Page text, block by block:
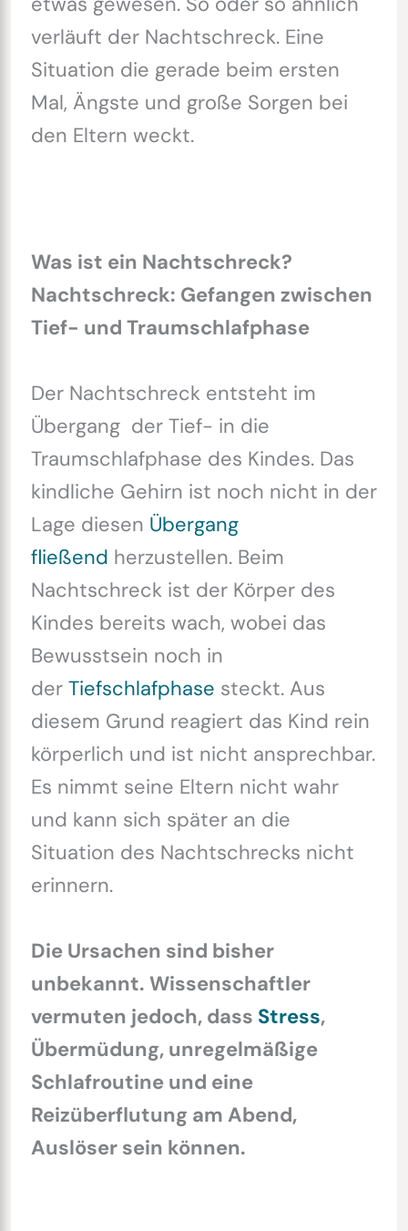
verläuft der Nachtschreck. Eine
Situation die gerade beim ersten
Mal, Ängste und große Sorgen bei
den Eltern weckt.
Was ist ein Nachtschreck?
Nachtschreck: Gefangen zwischen
Tief- und Traumschlafphase
Der Nachtschreck entsteht im
Übergang der Tief- in die
Traumschlafphase des Kindes. Das
kindliche Gehirn ist noch nicht in der
Lage diesen Übergang
fließend herzustellen. Beim
Nachtschreck ist der Körper des
Kindes bereits wach, wobei das
Bewusstsein noch in
der Tiefschlafphase steckt. Aus
diesem Grund reagiert das Kind rein
körperlich und ist nicht ansprechbar.
Es nimmt seine Eltern nicht wahr
und kann sich später an die
Situation des Nachtschrecks nicht
erinnern.
Die Ursachen sind bisher
unbekannt. Wissenschaftler
vermuten jedoch, dass Stress,
Übermüdung, unregelmäßige
Schlafroutine und eine
Reizüberflutung am Abend,
Auslöser sein können.